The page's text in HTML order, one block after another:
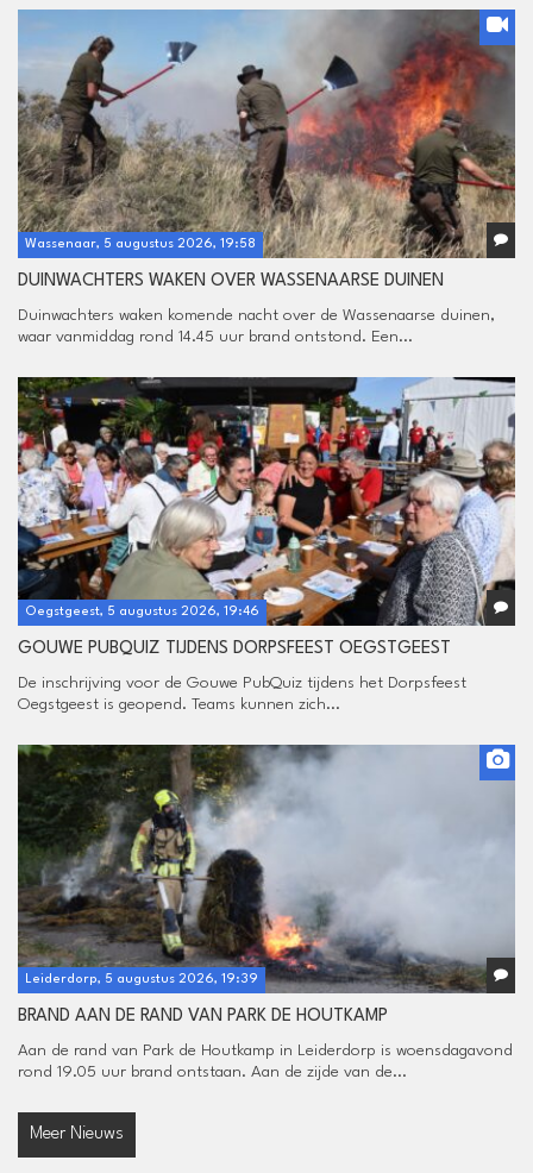
Wassenaar, 5 augustus 2026, 19:58
DUINWACHTERS WAKEN OVER WASSENAARSE DUINEN
Duinwachters waken komende nacht over de Wassenaarse duinen,
waar vanmiddag rond 14.45 uur brand ontstond. Een...
Oegstgeest, 5 augustus 2026, 19:46
GOUWE PUBQUIZ TIJDENS DORPSFEEST OEGSTGEEST
De inschrijving voor de Gouwe PubQuiz tijdens het Dorpsfeest
Oegstgeest is geopend. Teams kunnen zich...
Leiderdorp, 5 augustus 2026, 19:39
BRAND AAN DE RAND VAN PARK DE HOUTKAMP
Aan de rand van Park de Houtkamp in Leiderdorp is woensdagavond
rond 19.05 uur brand ontstaan. Aan de zijde van de...
Meer Nieuws